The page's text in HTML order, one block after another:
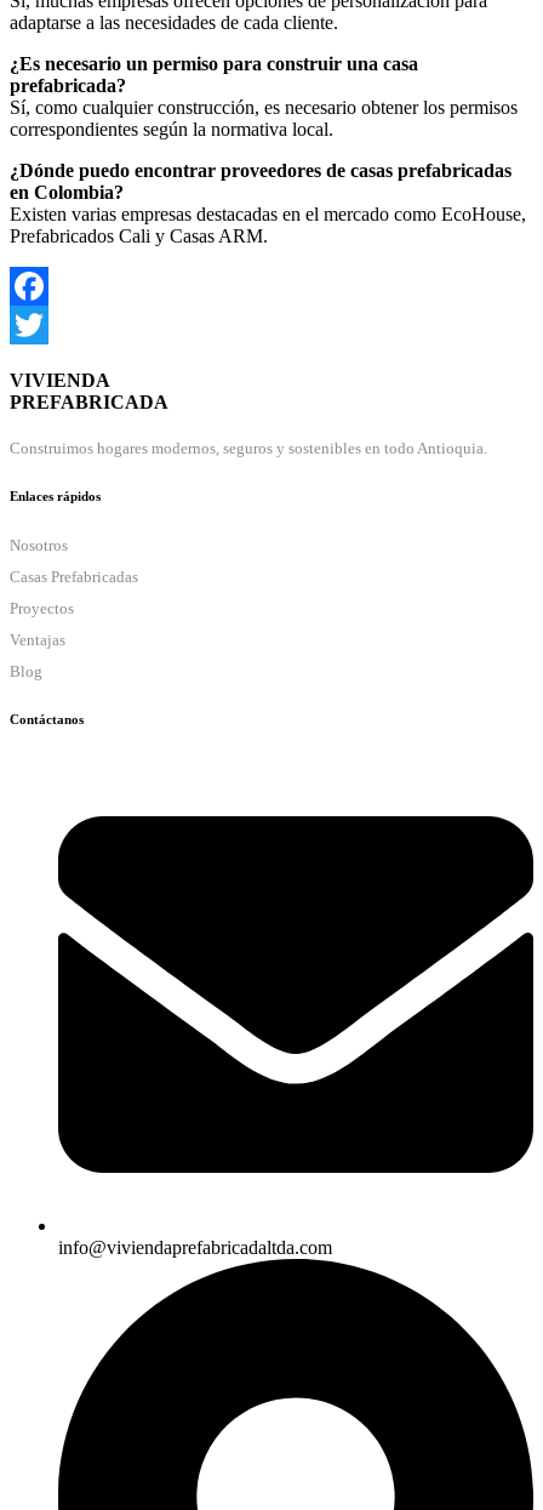
adaptarse a las necesidades de cada cliente.
¿Es necesario un permiso para construir una casa
prefabricada?
Sí, como cualquier construcción, es necesario obtener los permisos
correspondientes según la normativa local.
¿Dónde puedo encontrar proveedores de casas prefabricadas
en Colombia?
Existen varias empresas destacadas en el mercado como EcoHouse,
Prefabricados Cali y Casas ARM.
Facebook
VIVIENDA
PREFABRICADA
Construimos hogares modernos, seguros y sostenibles en todo Antioquia.
Enlaces rápidos
Nosotros
Casas Prefabricadas
Proyectos
Ventajas
Blog
Contáctanos
info@viviendaprefabricadaltda.com